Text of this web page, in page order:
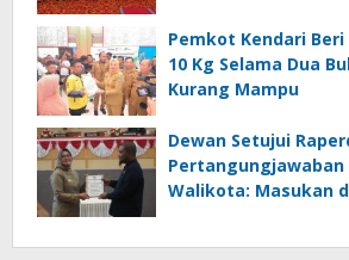
Pemkot Kendari
10 Kg Selama Dua
Kurang Mampu
Dewan Setujui
Pertangungjawaban
Walikota: Masukan